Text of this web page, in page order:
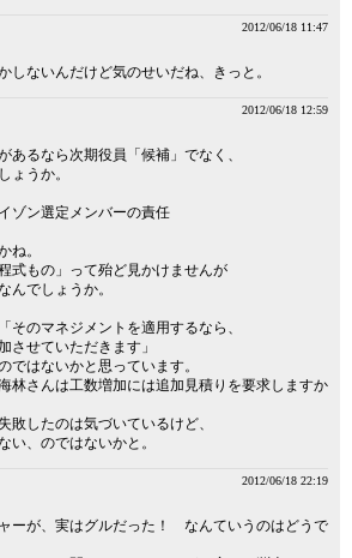
2012/06/18 11:47
しないんだけど気のせいだね、きっと。
2012/06/18 12:59
あるなら次期役員「候補」でなく、
ょうか。
ゾン選定メンバーの責任
ね。
式もの」って殆ど見かけませんが
んでしょうか。
そのマネジメントを適用するなら、
させていただきます」
ではないかと思っています。
林さんは工数増加には追加見積りを要求しますか
敗したのは気づいているけど、
い、のではないかと。
2012/06/18 22:19
ーが、実はグルだった！ なんていうのはどうで